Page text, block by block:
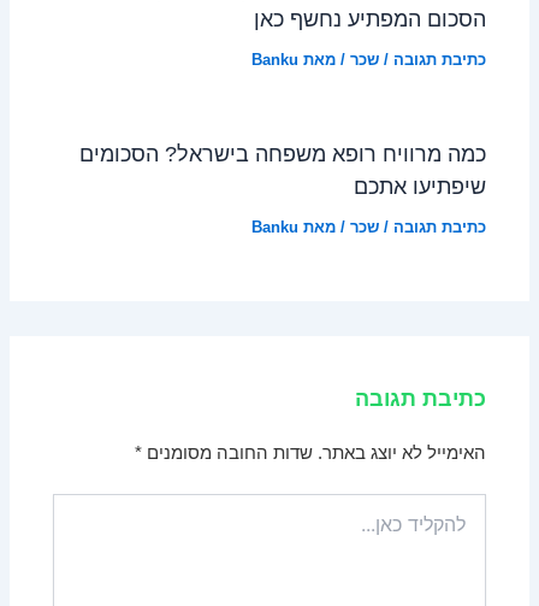
הסכום המפתיע נחשף כאן
כתיבת תגובה /שכר / מאת Banku
כמה מרוויח רופא משפחה בישראל? הסכומים
שיפתיעו אתכם
כתיבת תגובה /שכר / מאת Banku
כתיבת תגובה
האימייל לא יוצג באתר. שדות החובה מסומנים*
כאן...